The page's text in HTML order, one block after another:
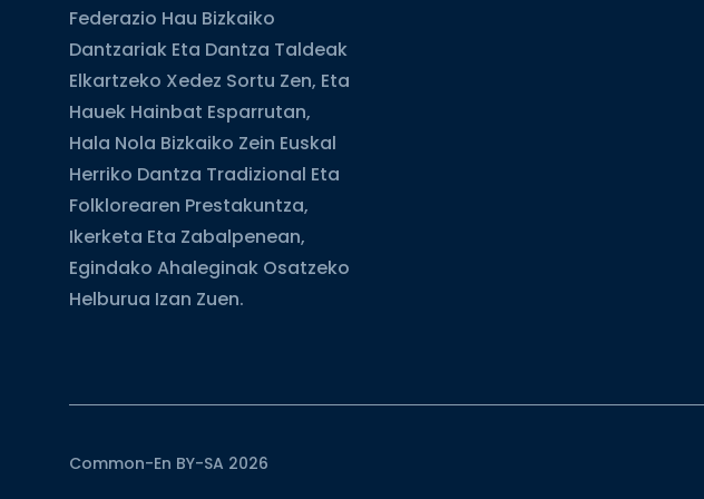
Federazio Hau Bizkaiko
Dantzariak Eta Dantza Taldeak
Elkartzeko Xedez Sortu Zen, Eta
Hauek Hainbat Esparrutan,
Hala Nola Bizkaiko Zein Euskal
Herriko Dantza Tradizional Eta
Folklorearen Prestakuntza,
Ikerketa Eta Zabalpenean,
Egindako Ahaleginak Osatzeko
Helburua Izan Zuen.
Common-En BY-SA 2026